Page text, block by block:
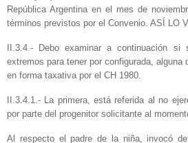
República Argentina en el mes de
términos previstos por el Convenio. ASÍ LO
II.3.4.- Debo examinar a continuación si
extremos para tener por configurada,
en forma taxativa por el CH 1980.
II.3.4.1.- La primera, está referida al no
por parte del progenitor solicitante al
Al respecto el padre de la niña, invocó